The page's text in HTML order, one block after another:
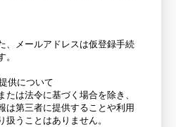
、メールアドレスは仮登録手続
。
供について
たは法令に基づく場合を除き、
は第三者に提供することや利用
扱うことはありません。